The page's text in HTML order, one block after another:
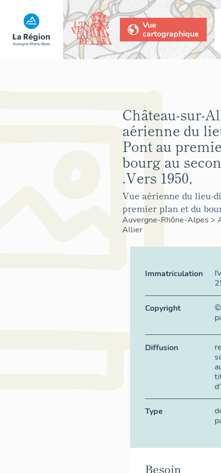
Vue
cartographique
Château-sur-
aérienne du
Pont au
bourg au
.Vers 1950,
Vue aérienne du lieu-
premier plan et du
Auvergne-Rhône-Alpes >
Allier
Immatriculation
Copyright
Diffusion
Type
Besoin